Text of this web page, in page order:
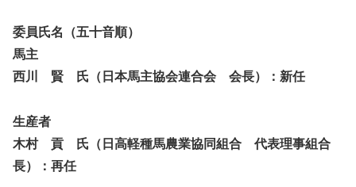
委員氏名（五十音順）
馬主
西川 賢 氏（日本馬主協会連合会 会長）：新任
生産者
木村 貢 氏（日高軽種馬農業協同組合 代表理事組合
長）：再任